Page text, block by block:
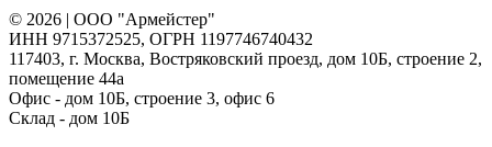
© 2026 | ООО "Армейстер"
ИНН 9715372525, ОГРН 1197746740432
117403, г. Москва, Востряковский проезд, дом 10Б, строение 2,
помещение 44а
Офис - дом 10Б, строение 3, офис 6
Склад - дом 10Б